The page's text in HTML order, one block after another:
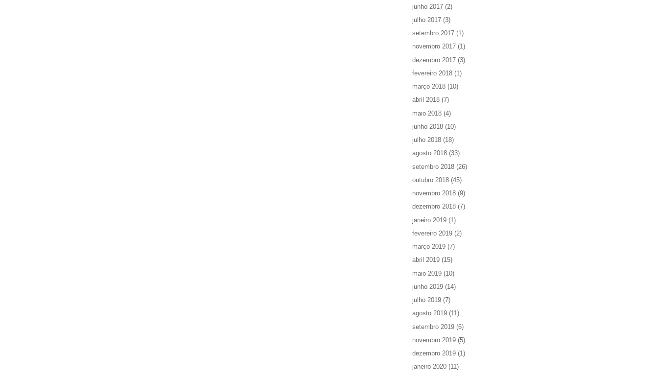
junho 2017 (2)
julho 2017 (3)
setembro 2017 (1)
novembro 2017 (1)
dezembro 2017 (3)
fevereiro 2018 (1)
março 2018 (10)
abril 2018 (7)
maio 2018 (4)
junho 2018 (10)
julho 2018 (18)
agosto 2018 (33)
setembro 2018 (26)
outubro 2018 (45)
novembro 2018 (9)
dezembro 2018 (7)
janeiro 2019 (1)
fevereiro 2019 (2)
março 2019 (7)
abril 2019 (15)
maio 2019 (10)
junho 2019 (14)
julho 2019 (7)
agosto 2019 (11)
setembro 2019 (6)
novembro 2019 (5)
dezembro 2019 (1)
janeiro 2020 (11)